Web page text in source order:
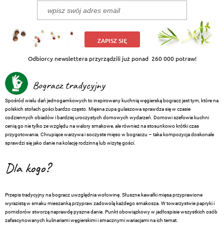
ZAPISZ SIĘ
Odbiorcy newslettera przyrządzili już ponad 260 000 potraw!
Bogracz tradycyjny
Spośród wielu dań jednogarnkowych to inspirowany kuchnią węgierską bogracz jest tym, które na
polskich stołach gości bardzo często. Mięsna zupa gulaszowa sprawdza się w czasie
codziennych obiadów i bardziej uroczystych domowych wydarzeń. Domowi szefowie kuchni
cenią go nie tylko ze względu na walory smakowe, ale również na stosunkowo krótki czas
przygotowania. Chrupiące warzywa i soczyste mięso w bograczu – taka kompozycja doskonale
sprawdzi się jako danie na kolację rodzinną lub wizytę gości.
Dla kogo?
Przepis tradycyjny na bogracz uwzględnia wołowinę. Słuszne kawałki mięsa przyprawione
wyrazistą w smaku mieszanką przypraw zadowolą każdego smakosza. W towarzystwie papryki i
pomidorów stworzą naprawdę pyszne danie. Punkt obowiązkowy w jadłospisie wszystkich osób
zafascynowanych kulinariami węgierskimi i smacznymi wariacjami na ich temat.